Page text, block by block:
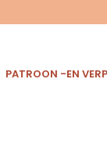
PATROON -EN